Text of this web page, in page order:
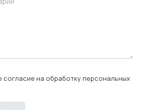
согласие на обработку персональных